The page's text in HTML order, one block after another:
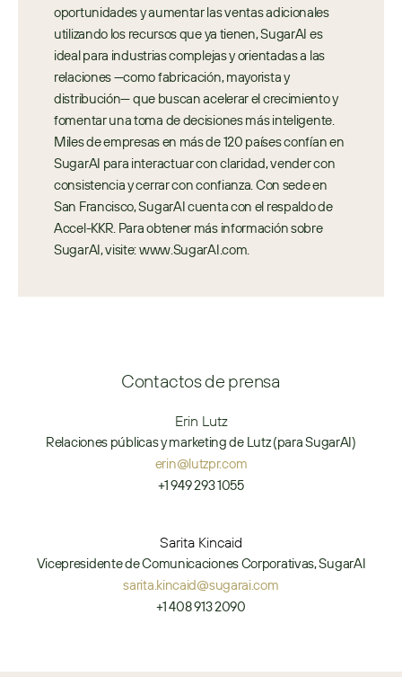
oportunidades y aumentar las ventas adicionales
utilizando los recursos que ya tienen, SugarAI es
ideal para industrias complejas y orientadas a las
relaciones —como fabricación, mayorista y
distribución— que buscan acelerar el crecimiento y
fomentar una toma de decisiones más inteligente.
Miles de empresas en más de 120 países confían en
SugarAI para interactuar con claridad, vender con
consistencia y cerrar con confianza. Con sede en
San Francisco, SugarAI cuenta con el respaldo de
Accel-KKR. Para obtener más información sobre
SugarAI, visite: www.SugarAI.com.
Contactos de prensa
Erin Lutz
Relaciones públicas y marketing de Lutz (para SugarAI)
erin@lutzpr.com
+1 949 293 1055
Sarita Kincaid
Vicepresidente de Comunicaciones Corporativas, SugarAI
sarita.kincaid@sugarai.com
+1 408 913 2090